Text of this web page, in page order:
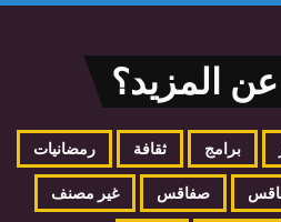
المزيد؟
برامج ثقافة رمضانيات
صفاقس غير مصنف